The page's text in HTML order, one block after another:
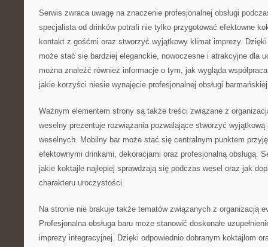
Serwis zwraca uwagę na znaczenie profesjonalnej obsługi
specjalista od drinków potrafi nie tylko przygotować efektowne
kontakt z gośćmi oraz stworzyć wyjątkowy klimat imprezy.
może stać się bardziej eleganckie, nowoczesne i atrakcyjne dla
można znaleźć również informacje o tym, jak wygląda
jakie korzyści niesie wynajęcie profesjonalnej obsługi
Ważnym elementem strony są także treści związane z
weselny prezentuje rozwiązania pozwalające stworzyć
weselnych. Mobilny bar może stać się centralnym punktem
efektownymi drinkami, dekoracjami oraz profesjonalną obsługą.
jakie koktajle najlepiej sprawdzają się podczas wesel oraz jak
charakteru uroczystości.
Na stronie nie brakuje także tematów związanych z organizacją
Profesjonalna obsługa baru może stanowić doskonałe
imprezy integracyjnej. Dzięki odpowiednio dobranym koktajlom